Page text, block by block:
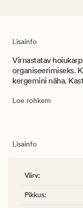
Lisainfo
Virnastatav
organiseerimiseks.
kergemini näha.
Loe rohkem
Lisainfo
Värv:
Pikkus: